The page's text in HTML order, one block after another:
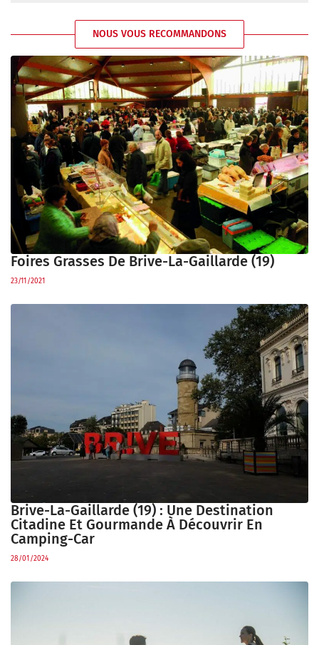
NOUS VOUS RECOMMANDONS
Foires Grasses De Brive-La-Gaillarde (19)
23/11/2021
Brive-La-Gaillarde (19) : Une Destination
Citadine Et Gourmande À Découvrir En
Camping-Car
28/01/2024